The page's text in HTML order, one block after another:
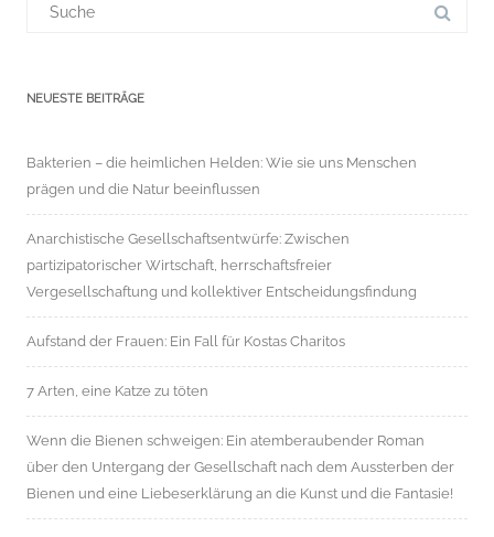
NEUESTE BEITRÄGE
Bakterien – die heimlichen Helden: Wie sie uns Menschen
prägen und die Natur beeinflussen
Anarchistische Gesellschaftsentwürfe: Zwischen
partizipatorischer Wirtschaft, herrschaftsfreier
Vergesellschaftung und kollektiver Entscheidungsfindung
Aufstand der Frauen: Ein Fall für Kostas Charitos
7 Arten, eine Katze zu töten
Wenn die Bienen schweigen: Ein atemberaubender Roman
über den Untergang der Gesellschaft nach dem Aussterben der
Bienen und eine Liebeserklärung an die Kunst und die Fantasie!